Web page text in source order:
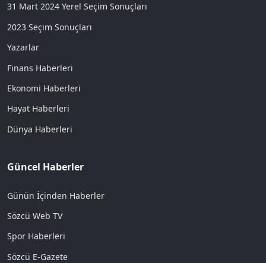
31 Mart 2024 Yerel Seçim Sonuçları
2023 Seçim Sonuçları
Yazarlar
Finans Haberleri
Ekonomi Haberleri
Hayat Haberleri
Dünya Haberleri
Güncel Haberler
Günün İçinden Haberler
Sözcü Web TV
Spor Haberleri
Sözcü E-Gazete